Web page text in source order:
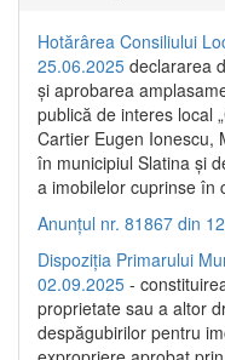
Hotărârea Consiliului
25.06.2025 declararea
și aprobarea
publică de interes local
Cartier Eugen Ionescu,
în municipiul Slatina și
a imobilelor cuprinse în
Anunțul nr. 81867 din
Dispoziția Primarului
02.09.2025 -
proprietate sau a altor
despăgubirilor pentru